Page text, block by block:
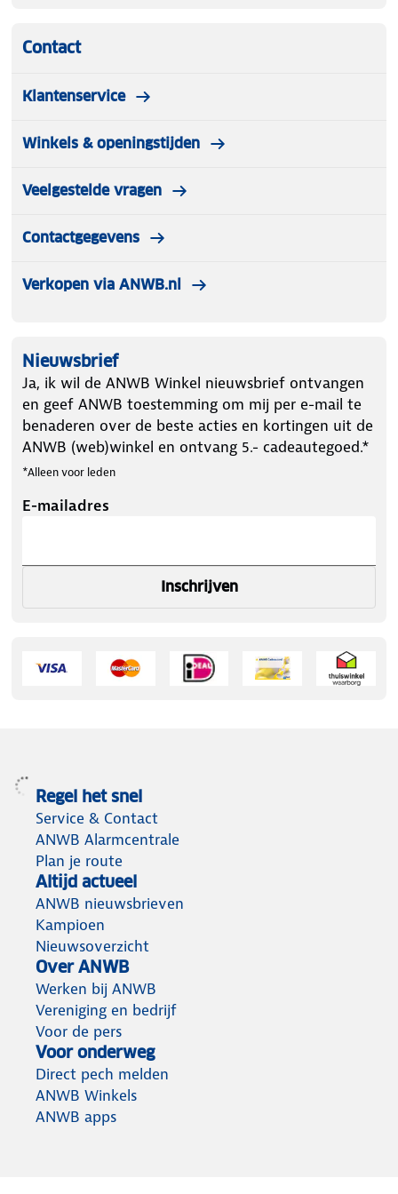
Inclusief: Afneembare zijtas
partner voor elk avontuur, of je nu een dag aan
Contact
Klantenservice
Winkels & openingstijden
Veelgestelde vragen
Contactgegevens
Verkopen via ANWB.nl
Nieuwsbrief
Ja, ik wil de ANWB Winkel nieuwsbrief ontvangen
en geef ANWB toestemming om mij per e-mail te
benaderen over de beste acties en kortingen uit de
ANWB (web)winkel en ontvang 5.- cadeautegoed.*
*Alleen voor leden
E-mailadres
Inschrijven
Regel het snel
Service & Contact
ANWB Alarmcentrale
Plan je route
Altijd actueel
ANWB nieuwsbrieven
Kampioen
Nieuwsoverzicht
Over ANWB
Werken bij ANWB
Vereniging en bedrijf
Voor de pers
Voor onderweg
Direct pech melden
ANWB Winkels
ANWB apps